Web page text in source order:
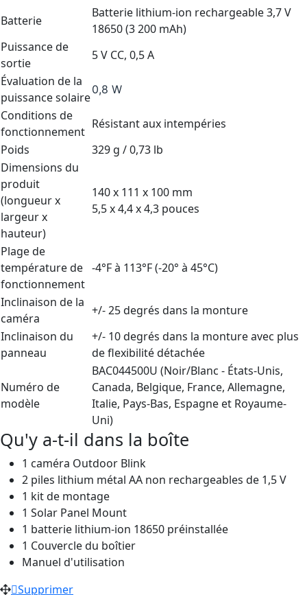
Batterie
Batterie lithium-ion rechargeable 3,7 V
18650 (3 200 mAh)
Puissance de
sortie
5 V CC, 0,5 A
Évaluation de la
puissance solaire
0,8 W
Conditions de
fonctionnement
Résistant aux intempéries
Poids
329 g / 0,73 lb
Dimensions du
produit
(longueur x
largeur x
hauteur)
140 x 111 x 100 mm
5,5 x 4,4 x 4,3 pouces
Plage de
température de
fonctionnement
-4°F à 113°F (-20° à 45°C)
Inclinaison de la
caméra
+/- 25 degrés dans la monture
Inclinaison du
panneau
+/- 10 degrés dans la monture avec plus
de flexibilité détachée
Numéro de
modèle
BAC044500U (Noir/Blanc - États-Unis,
Canada, Belgique, France, Allemagne,
Italie, Pays-Bas, Espagne et Royaume-
Uni)
Qu'y a-t-il dans la boîte
1 caméra Outdoor Blink
2 piles lithium métal AA non rechargeables de 1,5 V
1 kit de montage
1 Solar Panel Mount
1 batterie lithium-ion 18650 préinstallée
1 Couvercle du boîtier
Manuel d'utilisation
Supprimer